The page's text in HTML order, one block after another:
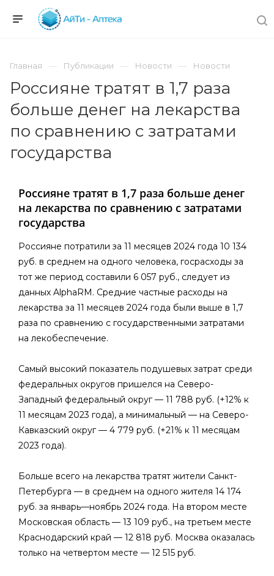
Главная Публикации Новости Новости
Россияне тратят в 1,7 раза
больше денег на лекарства
по сравнению с затратами
государства
Россияне тратят в 1,7 раза больше денег
на лекарства по сравнению с затратами
государства
Россияне потратили за 11 месяцев 2024 года 10 134
руб. в среднем на одного человека, госрасходы за
тот же период составили 6 057 руб., следует из
данных AlphaRM. Средние частные расходы на
лекарства за 11 месяцев 2024 года были выше в 1,7
раза по сравнению с государственными затратами
на лекобеспечение.
Самый высокий показатель подушевых затрат среди
федеральных округов пришелся на Северо-
Западный федеральный округ — 11 788 руб. (+12% к
11 месяцам 2023 года), а минимальный — на Северо-
Кавказский округ — 4 779 руб. (+21% к 11 месяцам
2023 года).
Больше всего на лекарства тратят жители Санкт-
Петербурга — в среднем на одного жителя 14 174
руб. за январь—ноябрь 2024 года. На втором месте
Московская область — 13 109 руб., на третьем месте
Краснодарский край — 12 818 руб. Москва оказалась
только на четвертом месте — 12 515 руб.